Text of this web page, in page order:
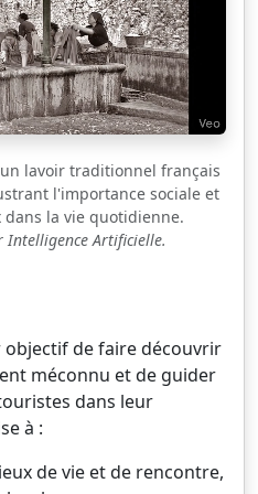
lavoir traditionnel français
l'importance sociale et
la vie quotidienne.
Intelligence Artificielle.
objectif de faire découvrir
méconnu et de guider
dans leur
à :
de vie et de rencontre,